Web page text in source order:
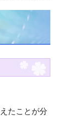
たことが分